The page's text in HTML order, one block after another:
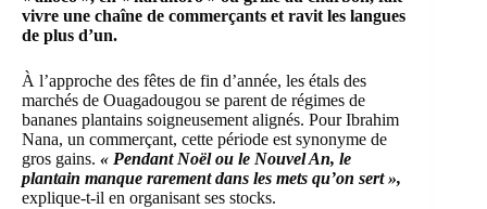
vivre une chaîne de commerçants et ravit les langues
de plus d’un.
À l’approche des fêtes de fin d’année, les étals des
marchés de Ouagadougou se parent de régimes de
bananes plantains soigneusement alignés. Pour Ibrahim
Nana, un commerçant, cette période est synonyme de
gros gains. « Pendant Noël ou le Nouvel An, le
plantain manque rarement dans les mets qu’on sert »,
explique-t-il en organisant ses stocks.